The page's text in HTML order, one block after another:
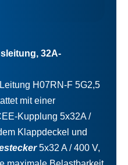
32A-
H07RN-F 5G2,5
mit einer
Kupplung 5x32A /
Klappdeckel und
5x32 A / 400 V,